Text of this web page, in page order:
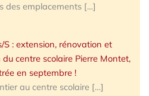
des emplacements […]
S : extension, rénovation et
centre scolaire Pierre Montet,
en septembre !
au centre scolaire […]